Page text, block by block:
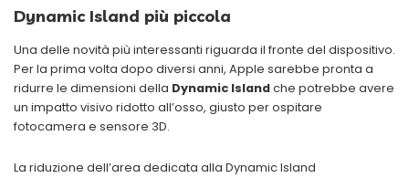
Dynamic Island più piccola
Una delle novità più interessanti riguarda il fronte del dispositivo.
Per la prima volta dopo diversi anni, Apple sarebbe pronta a
ridurre le dimensioni della Dynamic Islandche potrebbe avere
un impatto visivo ridotto all’osso, giusto per ospitare
fotocamera e sensore 3D.
La riduzione dell’area dedicata alla Dynamic Island